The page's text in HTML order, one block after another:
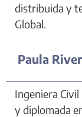
distribuida y
Global.
Paula
Ingeniera
y diplomada